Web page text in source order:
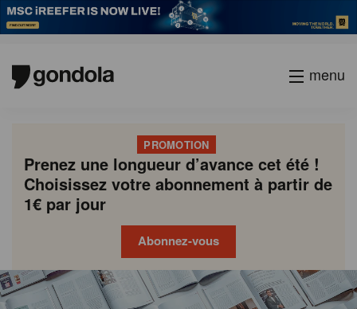
menu
PROMOTION
Prenez une longueur d’avance cet été !
Choisissez votre abonnement à partir de
1€ par jour
Abonnez-vous
Gondola
academy
Gondola
society